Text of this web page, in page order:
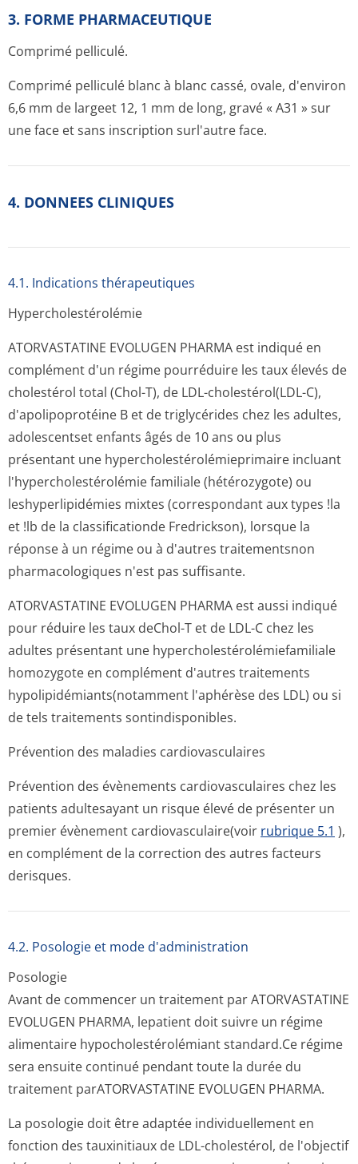
3. FORME PHARMACEUTIQUE
Comprimé pelliculé.
Comprimé pelliculé blanc à blanc cassé, ovale, d'environ
6,6 mm de largeet 12, 1 mm de long, gravé « A31 » sur
une face et sans inscription surl'autre face.
4. DONNEES CLINIQUES
4.1. Indications thérapeutiques
Hypercholesté­rolémie
ATORVASTATINE EVOLUGEN PHARMA est indiqué en
complément d'un régime pourréduire les taux élevés de
cholestérol total (Chol-T), de LDL-cholestérol(LDL-C),
d'apolipoprotéine B et de triglycérides chez les adultes,
adolescentset enfants âgés de 10 ans ou plus
présentant une hypercholesté­rolémieprimai­re incluant
l'hypercholes­térolémie familiale (hétérozygote) ou
leshyperlipidémies mixtes (correspondant aux types !la
et !lb de la classificationde Fredrickson), lorsque la
réponse à un régime ou à d'autres traitementsnon
pharmacologiques n'est pas suffisante.
ATORVASTATINE EVOLUGEN PHARMA est aussi indiqué
pour réduire les taux deChol-T et de LDL-C chez les
adultes présentant une hypercholesté­rolémiefamili­ale
homozygote en complément d'autres traitements
hypolipidémian­ts(notamment l'aphérèse des LDL) ou si
de tels traitements sontindisponibles.
Prévention des maladies cardiovasculaires
Prévention des évènements cardiovasculaires chez les
patients adultesayant un risque élevé de présenter un
premier évènement cardiovascula­ire(voir rubrique 5.1 ),
en complément de la correction des autres facteurs
derisques.
4.2. Posologie et mode d'administration
Posologie
Avant de commencer un traitement par ATORVASTATINE
EVOLUGEN PHARMA, lepatient doit suivre un régime
alimentaire hypocholestéro­lémiant standard.Ce régime
sera ensuite continué pendant toute la durée du
traitement parATORVASTATINE EVOLUGEN PHARMA.
La posologie doit être adaptée individuellement en
fonction des tauxinitiaux de LDL-cholestérol, de l'objectif